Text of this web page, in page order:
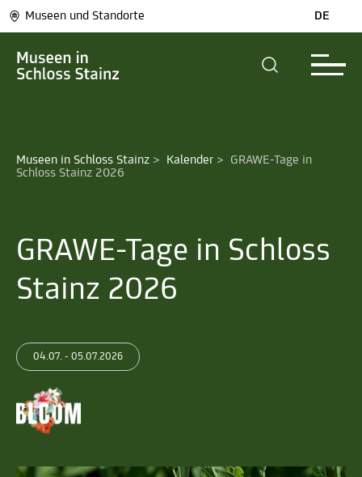
Museen und Standorte DE
Museen in Schloss Stainz > Kalender > GRAWE-Tage in
Schloss Stainz 2026
GRAWE-Tage in Schloss
Stainz 2026
04.07. - 05.07.2026